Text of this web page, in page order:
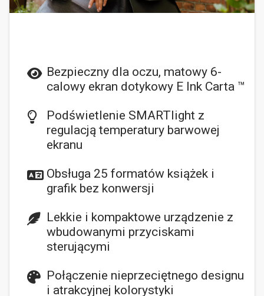
Bezpieczny dla oczu, matowy 6-
calowy ekran dotykowy E Ink Carta ™
Podświetlenie SMARTlight z
regulacją temperatury barwowej
ekranu
Obsługa 25 formatów książek i
grafik bez konwersji
Lekkie i kompaktowe urządzenie z
wbudowanymi przyciskami
sterującymi
Połączenie nieprzeciętnego designu
i atrakcyjnej kolorystyki